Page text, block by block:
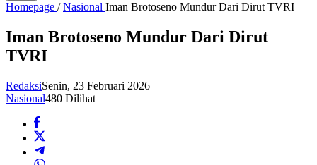
Homepage / Nasional Iman Brotoseno Mundur Dari Dirut TVRI
Iman Brotoseno Mundur Dari Dirut
TVRI
RedaksiSenin, 23 Februari 2026
Nasional480 Dilihat